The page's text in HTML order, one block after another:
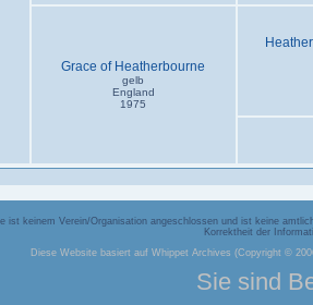
Grace of Heatherbourne
gelb
England
1975
ist keinem Verein/Organisation angeschlossen und ist keine
Korrektheit der
Diese Website basiert auf Whippet Archives (Copyright ©
Sie sind